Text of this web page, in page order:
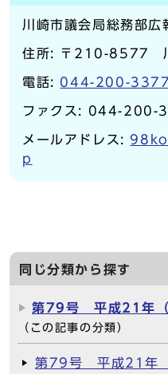
川崎市議会局総務部広
住所: 〒210-8577 川
電話: 044-200-3377
ファクス: 044-200-
メールアドレス:
p
同じ分類から探す
第79号 平成21年
（この記事の分類）
第79号 平成21年